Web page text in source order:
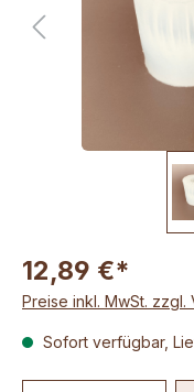
12,89 €*
Preise inkl. MwSt. zzgl.
Sofort verfügbar,